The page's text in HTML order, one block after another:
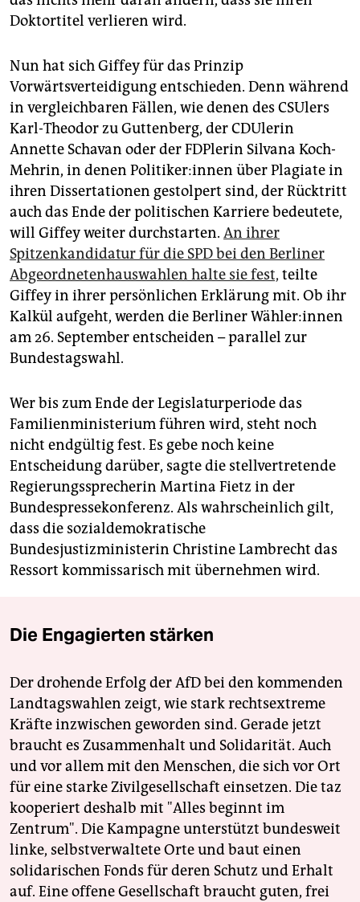
Doktortitel verlieren wird.
Nun hat sich Giffey für das Prinzip
Vorwärtsverteidigung entschieden. Denn während
in vergleichbaren Fällen, wie denen des CSUlers
Karl-Theodor zu Guttenberg, der CDUlerin
Annette Schavan oder der FDPlerin Silvana Koch-
Mehrin, in denen Po­li­ti­ke­r:in­nen über Plagiate in
ihren Dissertationen gestolpert sind, der Rücktritt
auch das Ende der politischen Karriere bedeutete,
will Giffey weiter durchstarten. An ihrer
Spitzenkandidatur für die SPD bei den Berliner
Abgeordnetenhauswahlen halte sie fest, teilte
Giffey in ihrer persönlichen Erklärung mit. Ob ihr
Kalkül aufgeht, werden die Berliner Wäh­le­r:in­nen
am 26. September entscheiden – parallel zur
Bundestagswahl.
Wer bis zum Ende der Legislaturperiode das
Familienministerium führen wird, steht noch
nicht endgültig fest. Es gebe noch keine
Entscheidung darüber, sagte die stellvertretende
Regierungssprecherin Martina Fietz in der
Bundespressekonferenz. Als wahrscheinlich gilt,
dass die sozialdemokratische
Bundesjustizministerin Christine Lambrecht das
Ressort kommissarisch mit übernehmen wird.
Die Engagierten stärken
Der drohende Erfolg der AfD bei den kommenden
Landtagswahlen zeigt, wie stark rechtsextreme
Kräfte inzwischen geworden sind. Gerade jetzt
braucht es Zusammenhalt und Solidarität. Auch
und vor allem mit den Menschen, die sich vor Ort
für eine starke Zivilgesellschaft einsetzen. Die taz
kooperiert deshalb mit "Alles beginnt im
Zentrum". Die Kampagne unterstützt bundesweit
linke, selbstverwaltete Orte und baut einen
solidarischen Fonds für deren Schutz und Erhalt
auf. Eine offene Gesellschaft braucht guten, frei